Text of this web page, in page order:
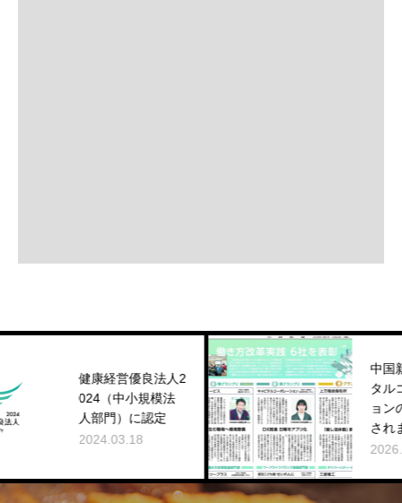
康経営優良法人2
（中小規模法
部門）に認定
中国新聞でキャピ
タルコーポレーシ
ョンの事例が紹介
されました
2026.01.01